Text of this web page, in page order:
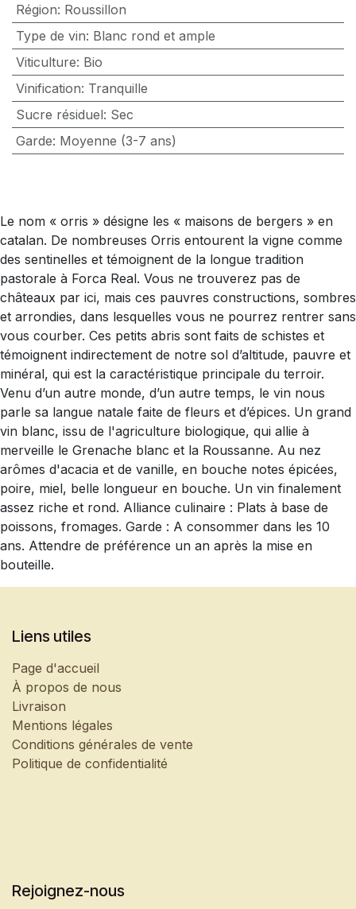
Région: Roussillon
Type de vin: Blanc rond et ample
Viticulture: Bio
Vinification: Tranquille
Sucre résiduel: Sec
Garde: Moyenne (3-7 ans)
Le nom « orris » désigne les « maisons de bergers » en
catalan. De nombreuses Orris entourent la vigne comme
des sentinelles et témoignent de la longue tradition
pastorale à Forca Real. Vous ne trouverez pas de
châteaux par ici, mais ces pauvres constructions, sombres
et arrondies, dans lesquelles vous ne pourrez rentrer sans
vous courber. Ces petits abris sont faits de schistes et
témoignent indirectement de notre sol d’altitude, pauvre et
minéral, qui est la caractéristique principale du terroir.
Venu d’un autre monde, d’un autre temps, le vin nous
parle sa langue natale faite de fleurs et d’épices. Un grand
vin blanc, issu de l'agriculture biologique, qui allie à
merveille le Grenache blanc et la Roussanne. Au nez
arômes d'acacia et de vanille, en bouche notes épicées,
poire, miel, belle longueur en bouche. Un vin finalement
assez riche et rond. Alliance culinaire : Plats à base de
poissons, fromages. Garde : A consommer dans les 10
ans. Attendre de préférence un an après la mise en
bouteille.
Liens utiles
Page d'accueil
À propos de nous
Livraison
Mentions légales
Conditions générales de vente
Politique de confidentialité
Rejoignez-nous